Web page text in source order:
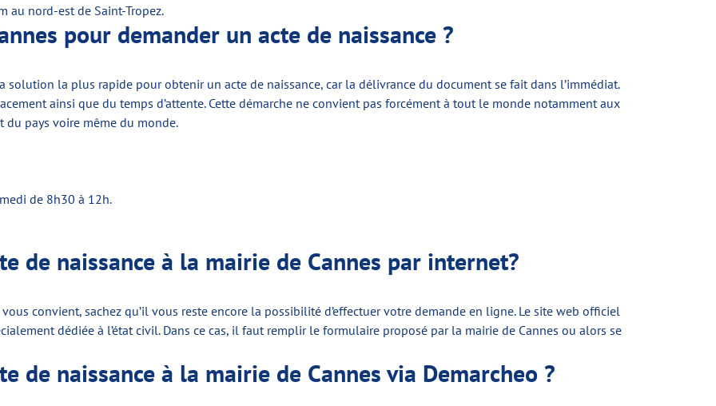
au nord-est de Saint-Tropez.
pour demander un acte de naissance ?
solution la plus rapide pour obtenir un acte de naissance, car la délivrance du document se fait dans l’immédiat.
ainsi que du temps d’attente. Cette démarche ne convient pas forcément à tout le monde notamment aux
du pays voire même du monde.
de 8h30 à 12h.
de naissance à la mairie de Cannes par internet?
convient, sachez qu’il vous reste encore la possibilité d’effectuer votre demande en ligne. Le site web officiel
dédiée à l’état civil. Dans ce cas, il faut remplir le formulaire proposé par la mairie de Cannes ou alors se
de naissance à la mairie de Cannes via Demarcheo ?